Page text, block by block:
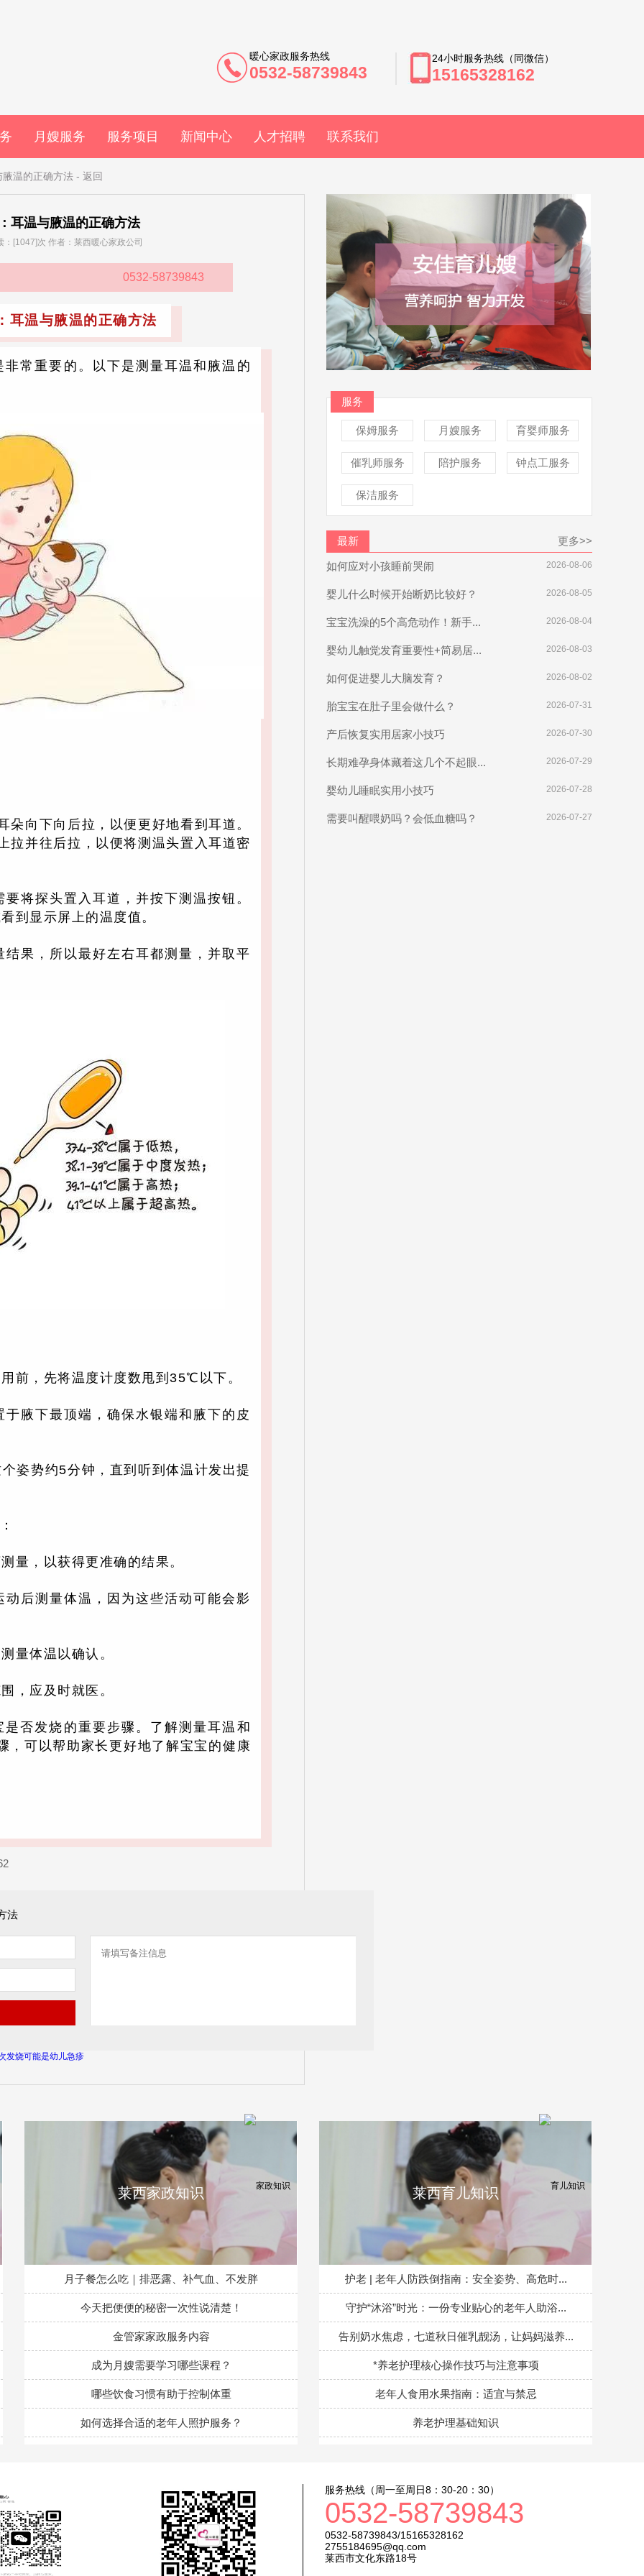
暖心家政服务热线
0532-58739843
24小时服务热线（同微信）
15165328162
月嫂服务 服务项目 新闻中心 人才招聘 联系我们
温的正确方法 - 返回
耳温与腋温的正确方法
[1047]次 作者：莱西暖心家政公司
0532-58739843
耳温与腋温的正确方法
常重要的。以下是测量耳温和腋温的
朵向下向后拉，以便更好地看到耳道。
拉并往后拉，以便将测温头置入耳道密
将探头置入耳道，并按下测温按钮。
到显示屏上的温度值。
果，所以最好左右耳都测量，并取平
前，先将温度计度数甩到35℃以下。
腋下最顶端，确保水银端和腋下的皮
姿势约5分钟，直到听到体温计发出提
量，以获得更准确的结果。
后测量体温，因为这些活动可能会影
量体温以确认。
，应及时就医。
否发烧的重要步骤。了解测量耳温和
，可以帮助家长更好地了解宝宝的健康
法
发烧可能是幼儿急疹
服务
保姆服务 月嫂服务 育婴师服务
催乳师服务 陪护服务 钟点工服务
保洁服务
最新 更多>>
如何应对小孩睡前哭闹 2026-08-06
婴儿什么时候开始断奶比较好？ 2026-08-05
宝宝洗澡的5个高危动作！新手... 2026-08-04
婴幼儿触觉发育重要性+简易居... 2026-08-03
如何促进婴儿大脑发育？ 2026-08-02
胎宝宝在肚子里会做什么？ 2026-07-31
产后恢复实用居家小技巧 2026-07-30
长期难孕身体藏着这几个不起眼... 2026-07-29
婴幼儿睡眠实用小技巧 2026-07-28
需要叫醒喂奶吗？会低血糖吗？ 2026-07-27
莱西家政知识
月子餐怎么吃｜排恶露、补气血、不发胖
今天把便便的秘密一次性说清楚！
金管家家政服务内容
成为月嫂需要学习哪些课程？
哪些饮食习惯有助于控制体重
如何选择合适的老年人照护服务？
莱西育儿知识
护老 | 老年人防跌倒指南：安全姿势、高危时...
守护“沐浴”时光：一份专业贴心的老年人助浴...
告别奶水焦虑，七道秋日催乳靓汤，让妈妈滋养...
*养老护理核心操作技巧与注意事项
老年人食用水果指南：适宜与禁忌
养老护理基础知识
服务热线（周一至周日8：30-20：30）
0532-58739843
0532-58739843/15165328162
2755184695@qq.com
莱西市文化东路18号